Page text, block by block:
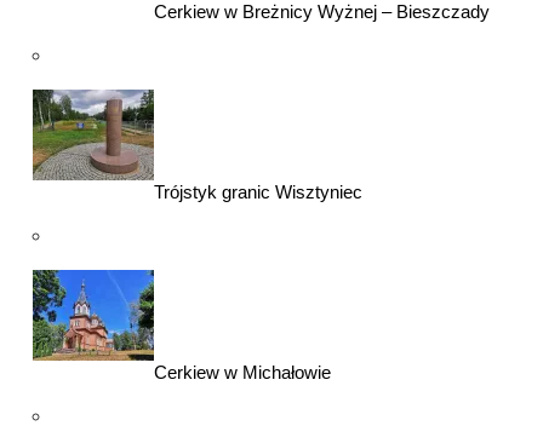
Cerkiew w Breżnicy Wyżnej – Bieszczady
Trójstyk granic Wisztyniec
Cerkiew w Michałowie